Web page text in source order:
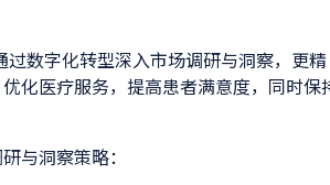
过数字化转型深入市场调研与洞察，更精
化医疗服务，提高患者满意度，同时保
与洞察策略：